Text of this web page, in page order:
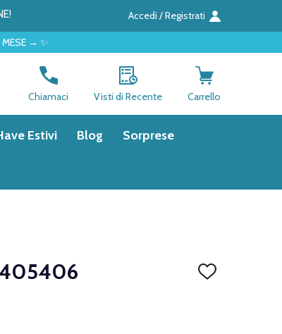
Accedi / Registrati
Chiamaci Visti di Recente Carrello
Estivi Blog Sorprese
405406
AGGIUNGI